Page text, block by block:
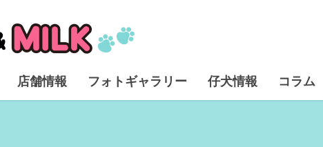
店舗情報 フォトギャラリー 仔犬情報 コラム